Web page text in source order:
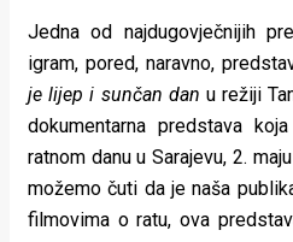
Jedna od najdugovječnijih
igram, pored, naravno,
je lijep i sunčan dan u režiji
dokumentarna predstava
ratnom danu u Sarajevu, 2.
možemo čuti da je naša
filmovima o ratu, ova